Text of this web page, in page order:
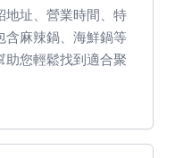
地址、營業時間、特
含麻辣鍋、海鮮鍋等
助您輕鬆找到適合聚